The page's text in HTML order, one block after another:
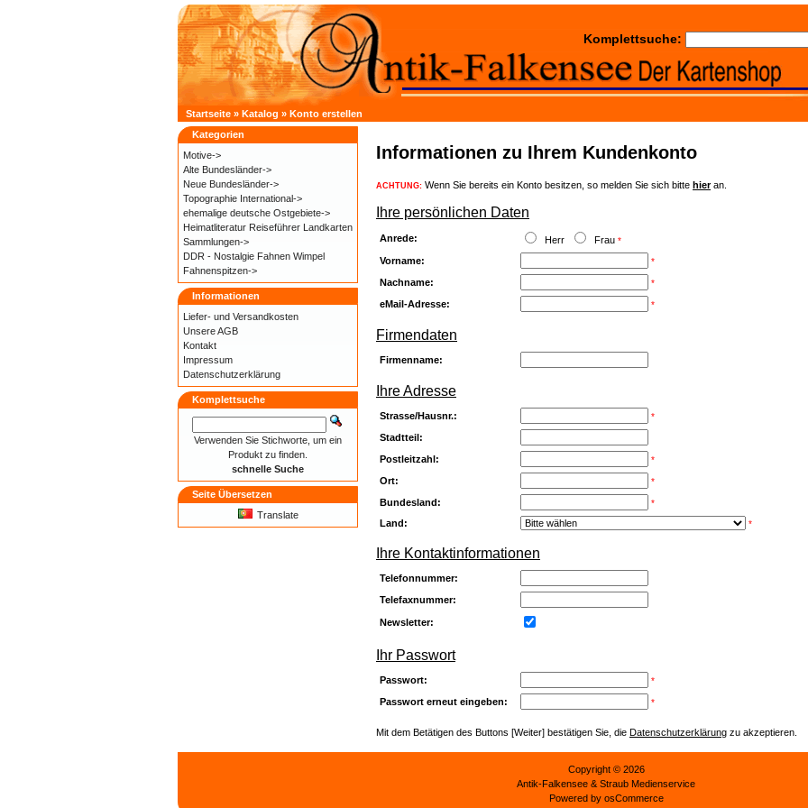
Komplettsuche:
Startseite » Katalog » Konto erstellen
Informationen zu Ihrem Kundenkonto
ACHTUNG: Wenn Sie bereits ein Konto besitzen, so melden Sie sich bitte hieran.
Ihre persönlichen Daten
Anrede: Herr Frau *
Vorname: *
Nachname: *
eMail-Adresse: *
Firmendaten
Firmenname:
Ihre Adresse
Strasse/Hausnr.: *
Stadtteil:
Postleitzahl:
*
Ort: *
Bundesland: *
Land: *
Ihre Kontaktinformationen
Telefonnummer:
Telefaxnummer:
Newsletter:
Ihr Passwort
Passwort: *
Passwort erneut eingeben: *
Mit dem Betätigen des Buttons [Weiter] bestätigen Sie, die Datenschutzerklärung zu akzeptieren.
Kategorien
Motive->
Alte Bundesländer->
Neue Bundesländer->
Topographie International->
ehemalige deutsche Ostgebiete->
Heimatliteratur Reiseführer Landkarten
Sammlungen->
DDR - Nostalgie Fahnen Wimpel
Fahnenspitzen->
Informationen
Liefer- und Versandkosten
Unsere AGB
Kontakt
Impressum
Datenschutzerklärung
Komplettsuche
Verwenden Sie Stichworte, um ein
Produkt zu finden.
schnelle Suche
Seite Übersetzen
Translate
Copyright © 2026
Antik-Falkensee & Straub Medienservice
Powered by osCommerce